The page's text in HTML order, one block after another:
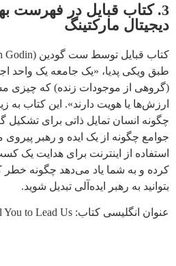
3. کتاب قبایل در فهرست
دیجیتال مارکتینگ
طبق ویکی پدیا، «یک جامعه یک واحد
(گروهی از موجودات زنده) که چیزی
ارزش‌ها یا هویت دارند». این کتاب به
چگونه انسان تمایل ذاتی برای تشکیل
جوامع چگونه از یک ایده و رهبر پیروی
استفاده از اینترنت برای هدایت یک
کرده و به شما یاد می‌دهد چگونه خطر
بتوانید به رهبر ایده‌آلی تبدیل شوید.
عنوان انگلیسی کتاب: